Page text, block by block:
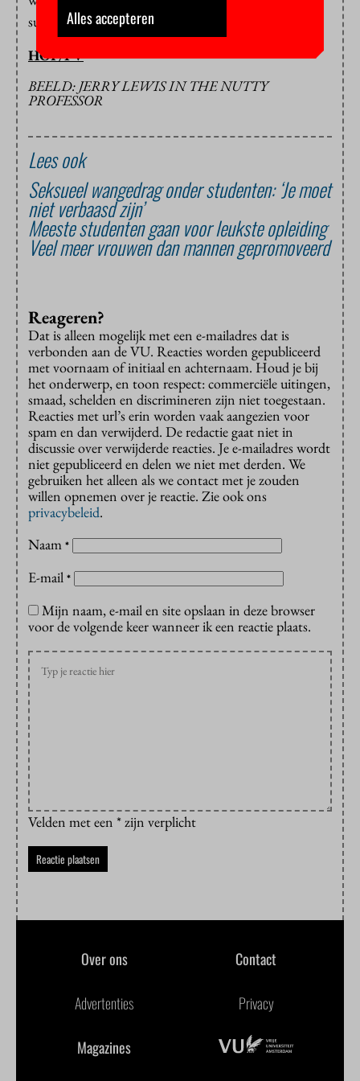
subsidieert het initiatief.
HOP/PV
BEELD: JERRY LEWIS IN THE NUTTY
PROFESSOR
Lees ook
Seksueel wangedrag onder studenten: ‘Je moet
niet verbaasd zijn’
Meeste studenten gaan voor leukste opleiding
Veel meer vrouwen dan mannen gepromoveerd
Reageren?
Dat is alleen mogelijk met een e-mailadres dat is
verbonden aan de VU. Reacties worden gepubliceerd
met voornaam of initiaal en achternaam. Houd je bij
het onderwerp, en toon respect: commerciële uitingen,
smaad, schelden en discrimineren zijn niet toegestaan.
Reacties met url’s erin worden vaak aangezien voor
spam en dan verwijderd. De redactie gaat niet in
discussie over verwijderde reacties. Je e-mailadres wordt
niet gepubliceerd en delen we niet met derden. We
gebruiken het alleen als we contact met je zouden
willen opnemen over je reactie. Zie ook ons
privacybeleid.
Naam *
E-mail *
Mijn naam, e-mail en site opslaan in deze browser
voor de volgende keer wanneer ik een reactie plaats.
Velden met een * zijn verplicht
Over ons Contact
Advertenties Privacy
Magazines
Alles accepteren